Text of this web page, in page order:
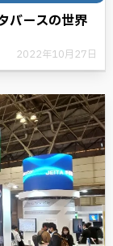
バースの世界
2022年10月27日